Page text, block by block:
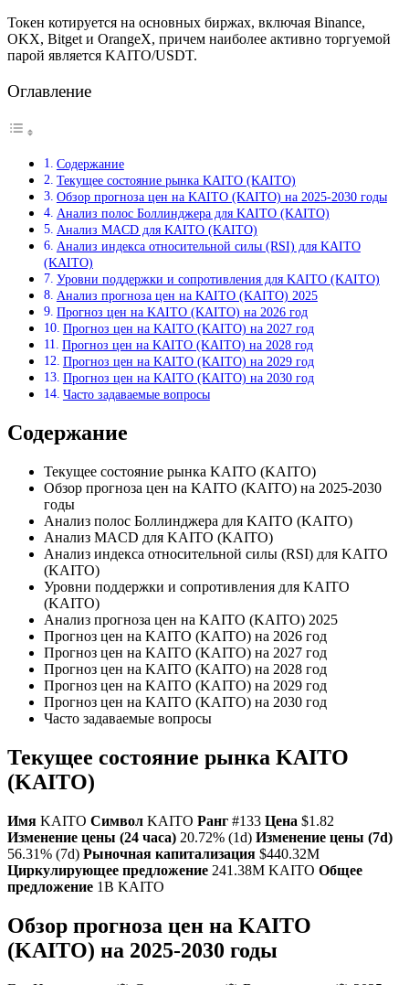
Токен котируется на основных биржах, включая Binance,
OKX, Bitget и OrangeX, причем наиболее активно торгуемой
парой является KAITO/USDT.
Оглавление
Содержание
Текущее состояние рынка KAITO (KAITO)
Обзор прогноза цен на KAITO (KAITO) на 2025-2030 годы
Анализ полос Боллинджера для KAITO (KAITO)
Анализ MACD для KAITO (KAITO)
Анализ индекса относительной силы (RSI) для KAITO
(KAITO)
Уровни поддержки и сопротивления для KAITO (KAITO)
Анализ прогноза цен на KAITO (KAITO) 2025
Прогноз цен на KAITO (KAITO) на 2026 год
Прогноз цен на KAITO (KAITO) на 2027 год
Прогноз цен на KAITO (KAITO) на 2028 год
Прогноз цен на KAITO (KAITO) на 2029 год
Прогноз цен на KAITO (KAITO) на 2030 год
Часто задаваемые вопросы
Содержание
Текущее состояние рынка KAITO (KAITO)
Обзор прогноза цен на KAITO (KAITO) на 2025-2030
годы
Анализ полос Боллинджера для KAITO (KAITO)
Анализ MACD для KAITO (KAITO)
Анализ индекса относительной силы (RSI) для KAITO
(KAITO)
Уровни поддержки и сопротивления для KAITO
(KAITO)
Анализ прогноза цен на KAITO (KAITO) 2025
Прогноз цен на KAITO (KAITO) на 2026 год
Прогноз цен на KAITO (KAITO) на 2027 год
Прогноз цен на KAITO (KAITO) на 2028 год
Прогноз цен на KAITO (KAITO) на 2029 год
Прогноз цен на KAITO (KAITO) на 2030 год
Часто задаваемые вопросы
Текущее состояние рынка KAITO
(KAITO)
Имя KAITO Символ KAITO Ранг #133 Цена $1.82
Изменение цены (24 часа) 20.72% (1d) Изменение цены (7d)
56.31% (7d) Рыночная капитализация $440.32M
Циркулирующее предложение 241.38M KAITO Общее
предложение 1B KAITO
Обзор прогноза цен на KAITO
(KAITO) на 2025-2030 годы